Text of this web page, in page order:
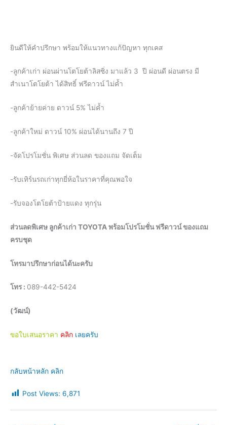
ยินดีให้คำปรึกษา พร้อมให้แนวทางแก้ปัญหา ทุกเคส
-ลูกค้าเก่า ผ่อนผ่านโตโยต้าลิสซิ่ง มาแล้ว 3 ปี ผ่อนดี ผ่อนตรง มี
สำเนาโตโยต้า ได้สิทธิ์ ฟรีดาวน์ ไม่ค้ำ
-ลูกค้าย้ายค่าย ดาวน์ 5% ไม่ค้ำ
-ลูกค้าใหม่ ดาวน์ 10% ผ่อนได้นานถึง 7 ปี
-จัดโปรโมชั่น พิเศษ ส่วนลด ของแถม จัดเต็ม
-รับเทิร์นรถเก่าทุกยี่ห้อในราคาที่คุณพอใจ
-รับจองโตโยต้าป้ายแดง ทุกรุ่น
ส่วนลดพิเศษ ลูกค้าเก่า TOYOTA พร้อมโปรโมชั่น ฟรีดาวน์ ของแถม
ครบชุด
โทรมาปรึกษาก่อนได้นะครับ
โทร : 089-442-5424
(วัฒน์)
ขอใบเสนอราคา คลิก เลยครับ
กลับหน้าหลัก คลิก
Post Views: 6,871